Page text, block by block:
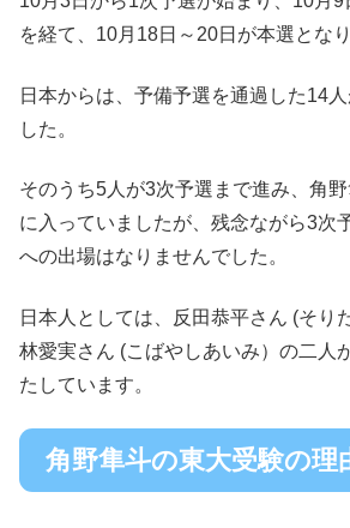
を経て、10月18日～20日が本選となり
日本からは、予備予選を通過した14
した。
そのうち5人が3次予選まで進み、角
に入っていましたが、残念ながら3次
への出場はなりませんでした。
日本人としては、反田恭平さん (そり
林愛実さん (こばやしあいみ）の二人
たしています。
角野隼斗の東大受験の理